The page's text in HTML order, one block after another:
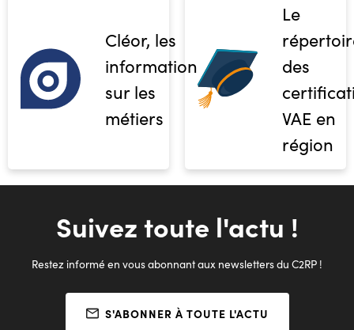
Cléor, les
informations
sur les
métiers
Le
des
VAE en
région
Suivez toute l'actu !
Restez informé en vous abonnant aux newsletters du C2RP !
S'ABONNER À TOUTE L'ACTU